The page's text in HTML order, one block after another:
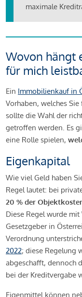
maximale
Wovon hängt
für mich
Ein Immobilienkauf in
Vorhaben, welches
sollte die Wahl der
getroffen werden. Es
eine Rolle spielen,
Eigenkapital
Wie viel Geld haben
Regel lautet: bei
20 % der
Diese Regel wurde
Gesetzgeber in
Verordnung
2022; diese Regelung
abgeschafft, dennoch
bei der Kreditvergabe
Eigenmittel können